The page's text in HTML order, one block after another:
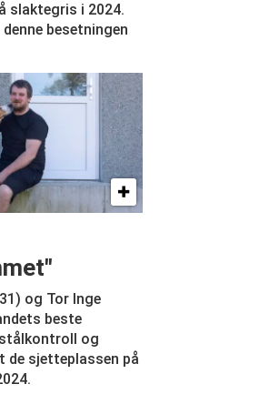
slaktegris i 2024.
besetningen
og Tor Inge
beste
og
de sjetteplassen på